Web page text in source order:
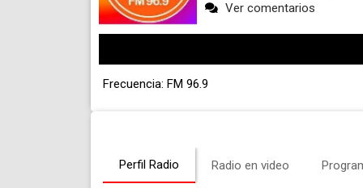
Ver comentarios
Frecuencia: FM 96.9
Perfil Radio Radio en video